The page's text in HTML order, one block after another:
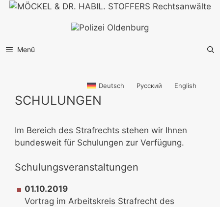
Zum
Menü
Deutsch Русский English
SCHULUNGEN
Im Bereich des Strafrechts stehen wir Ihnen
bundesweit für Schulungen zur Verfügung.
Schulungsveranstaltungen
01.10.2019
Vortrag im Arbeitskreis Strafrecht des